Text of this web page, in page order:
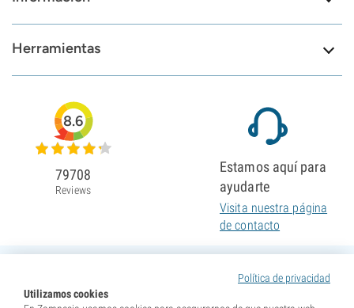
Herramientas
Política de privacidad
Utilizamos cookies
8.6
79708
Reviews
Estamos aquí para
ayudarte
Visita nuestra página
de contacto